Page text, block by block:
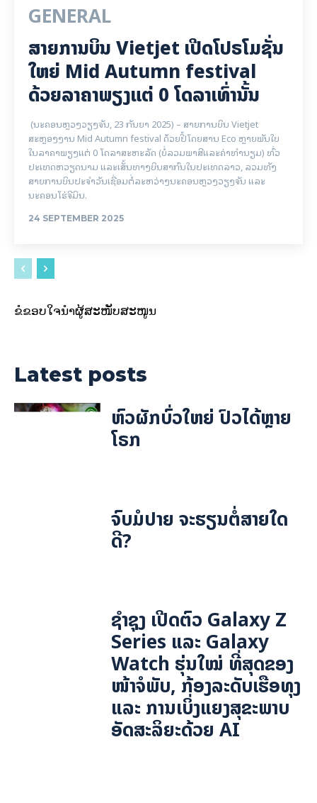
GENERAL
ສາຍການບິນ Vietjet ເປີດໂປຣໂມຊັ່ນ
ໃຫຍ່ Mid Autumn festival
ດ້ວຍລາຄາພຽງແຕ່ 0 ໂດລາເທົ່ານັ້ນ
(ນະຄອນຫຼວງວຽງຈັນ, 23 ກັນຍາ 2025) – ສາຍການບິນ Vietjet
ສະຫຼອງງານ Mid Autumn festival ດ້ວຍປີ້ໂດຍສານ Eco ຫຼາຍພັນໃບ
ໃນລາຄາພຽງແຕ່ 0 ໂດລາສະຫະລັດ (ບໍ່ລວມພາສີແລະຄ່າທໍານຽມ) ທົ່ວ
ປະເທດຫວຽດນາມ ແລະເສັ້ນທາງບິນສາກົນໃນປະເທດລາວ, ລວມທັງ
ສາຍການບິນປະຈໍາວັນເຊື່ອມຕໍ່ລະຫວ່າງນະຄອນຫຼວງວຽງຈັນ ແລະ
ນະຄອນໂຮ່ຈີມິນ.
24 SEPTEMBER 2025
ຂໍຂອບໃຈນຳຜູ້ສະໜັບສະໜູນ
Latest posts
ຫົວຜັກບົ່ວໃຫຍ່ ປົວໄດ້ຫຼາຍ
ໂຣກ
ຈົບມໍປາຍ ຈະຮຽນຕໍ່ສາຍໃດ
ດີ?
ຊຳຊຸງ ເປີດຕົວ Galaxy Z
Series ແລະ Galaxy
Watch ຮຸ່ນໃໝ່ ທີ່ສຸດຂອງ
ໜ້າຈໍພັບ, ກ້ອງລະດັບເຮືອທຸງ
ແລະ ການເບິ່ງແຍງສຸຂະພາບ
ອັດສະລິຍະດ້ວຍ AI